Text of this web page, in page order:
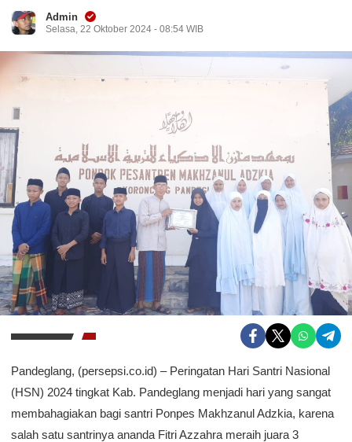
Admin
Selasa, 22 Oktober 2024 - 08:54 WIB
Pandeglang, (persepsi.co.id) – Peringatan Hari Santri Nasional
(HSN) 2024 tingkat Kab. Pandeglang menjadi hari yang sangat
membahagiakan bagi santri Ponpes Makhzanul Adzkia, karena
salah satu santrinya ananda Fitri Azzahra meraih juara 3